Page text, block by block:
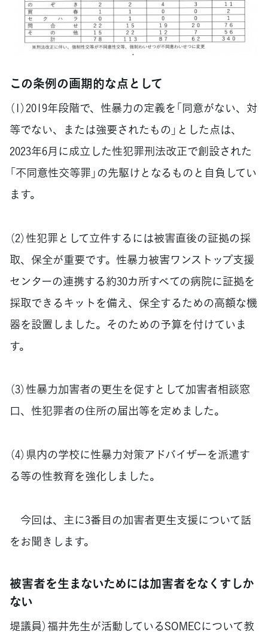
この条例の画期的な点として
（1）2019年段階で、性暴力の定義を「同意がない、対
等でない、または強要されたもの」とした点は、
2023年6月に成立した性犯罪刑法改正で創設された
「不同意性交等罪」の先駆けとなるものと自負してい
ます。
（2）性犯罪として立件するには被害直後の証拠の採
取、保全が重要です。性暴力被害ワンストップ支援
センターの連携する約30カ所すべての病院に証拠を
採取できるキットを備え、保全するための高額な機
器を設置しました。そのための予算を付けていま
す。
（3）性暴力加害者の更生を促すとして加害者相談窓
口、性犯罪者の住所の届出等を定めました。
（4）県内の学校に性暴力対策アドバイザーを派遣す
る等の性教育を強化しました。
今回は、主に3番目の加害者更生支援について話
をお聞きします。
被害者を生まないためには加害者をなくすしか
ない
堤議員）福井先生が活動しているSOMECについて教